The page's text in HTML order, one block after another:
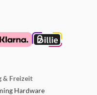
& Freizeit
Hardware